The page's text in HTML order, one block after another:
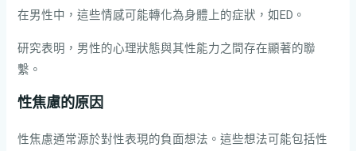
在男性中，這些情感可能轉化為身體上的症狀，如ED。
研究表明，男性的心理狀態與其性能力之間存在顯著的聯
繫。
性焦慮的原因
性焦慮通常源於對性表現的負面想法。這些想法可能包括性